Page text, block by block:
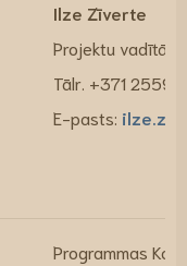
Ilze Zīverte
Projektu vadītāja
Tālr. +371
E-pasts:
Programmas